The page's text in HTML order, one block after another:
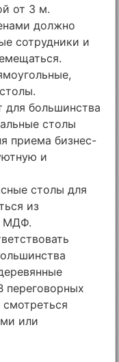
от 3 м.
должно
сотрудники и
для большинства
столы
приема бизнес-
и
столы для
из
МДФ.
смотреться
или